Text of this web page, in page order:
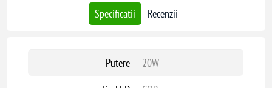
Specificatii Recenzii
Putere
20W